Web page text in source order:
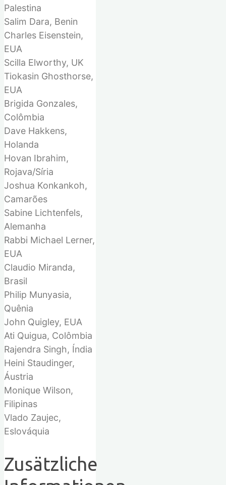
Palestina
Salim Dara, Benin
Charles Eisenstein,
EUA
Scilla Elworthy, UK
Tiokasin Ghosthorse,
EUA
Brigida Gonzales,
Colômbia
Dave Hakkens,
Holanda
Hovan Ibrahim,
Rojava/Síria
Joshua Konkankoh,
Camarões
Sabine Lichtenfels,
Alemanha
Rabbi Michael Lerner,
EUA
Claudio Miranda,
Brasil
Philip Munyasia,
Quênia
John Quigley, EUA
Ati Quigua, Colômbia
Rajendra Singh, Índia
Heini Staudinger,
Áustria
Monique Wilson,
Filipinas
Vlado Zaujec,
Eslováquia
Zusätzliche